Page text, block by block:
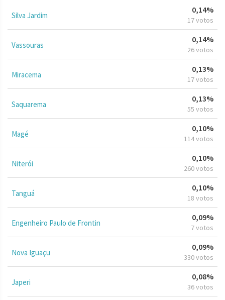
Silva Jardim
0,14%
17 votos
Vassouras
0,14%
26 votos
Miracema
0,13%
17 votos
Saquarema
0,13%
55 votos
Magé
0,10%
114 votos
Niterói
0,10%
260 votos
Tanguá
0,10%
18 votos
Engenheiro Paulo de Frontin
0,09%
7 votos
Nova Iguaçu
0,09%
330 votos
Japeri
0,08%
36 votos